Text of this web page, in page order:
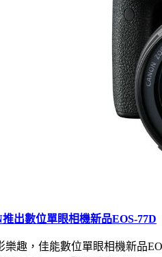
出數位單眼相機新品EOS-77D
樂趣，佳能數位單眼相機新品